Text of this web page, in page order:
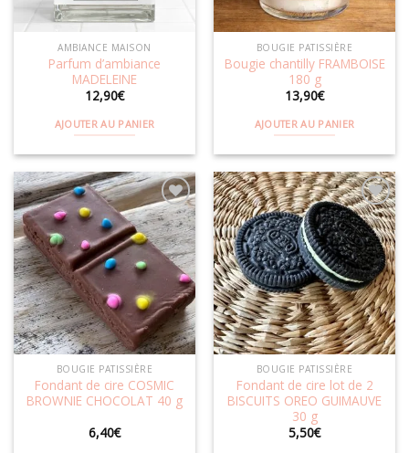
AMBIANCE MAISON
Parfum d’ambiance
MADELEINE
12,90€
AJOUTER AU PANIER
BOUGIE PATISSIÈRE
Bougie chantilly FRAMBOISE
180 g
13,90€
AJOUTER AU PANIER
Ajouter
à la
wishlist
BOUGIE PATISSIÈRE
Fondant de cire COSMIC
BROWNIE CHOCOLAT 40 g
6,40€
Ajouter
à la
wishlist
BOUGIE PATISSIÈRE
Fondant de cire lot de 2
BISCUITS OREO GUIMAUVE
30 g
5,50€